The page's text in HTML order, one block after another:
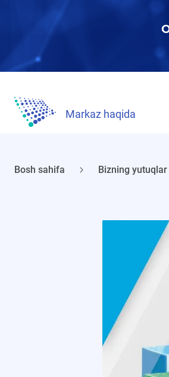
Markaz haqida
Bosh sahifa Bizning yutuqlar